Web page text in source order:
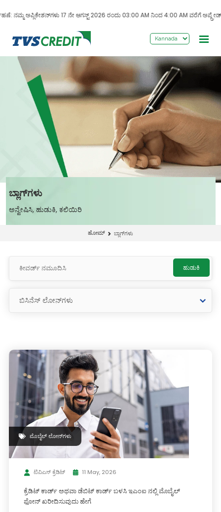
ಅಪ್ಲಿಕೇಶನ್‌ಗಳು 17 ನೇ ಆಗಸ್ಟ್ 2026 ರಂದು 03:00 AM ನಿಂದ 4:00 AM ವರೆಗೆ ಅಪ್ಗ್ರೇಡ್
ಬ್ಲಾಗ್‌ಗಳು
ಅನ್ವೇಷಿಸಿ, ಹುಡುಕಿ, ಕಲಿಯಿರಿ
ಹೋಮ್ ಬ್ಲಾಗ್‌ಗಳು
ಹುಡುಕಿ
ಮೊಬೈಲ್ ಲೋನ್‌ಗಳು
ಟಿವಿಎಸ್ ಕ್ರೆಡಿಟ್ 11 May, 2026
ಕ್ರೆಡಿಟ್ ಕಾರ್ಡ್ ಅಥವಾ ಡೆಬಿಟ್ ಕಾರ್ಡ್ ಬಳಸಿ ಇಎಂಐ ನಲ್ಲಿ ಮೊಬೈಲ್
ಫೋನ್ ಖರೀದಿಸುವುದು ಹೇಗೆ